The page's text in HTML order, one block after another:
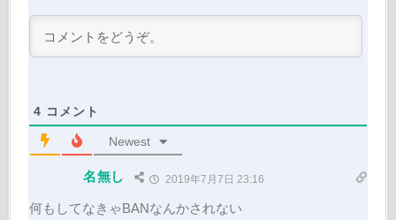
4 コメント
Newest
名無し 2019年7月7日 23:16
何もしてなきゃBANなんかされない